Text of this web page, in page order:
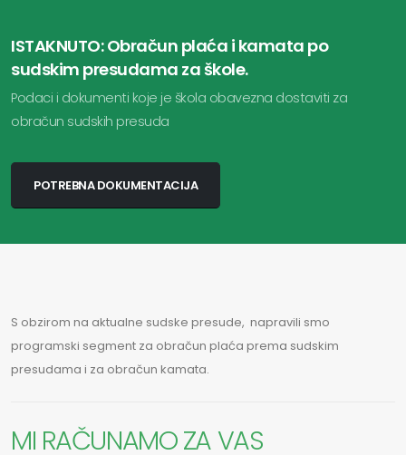
ISTAKNUTO: Obračun plaća i kamata po
sudskim presudama za škole.
Podaci i dokumenti koje je škola obavezna dostaviti za
obračun sudskih presuda
POTREBNA DOKUMENTACIJA
S obzirom na aktualne sudske presude, napravili smo
programski segment za obračun plaća prema sudskim
presudama i za obračun kamata.
MI RAČUNAMO ZA VAS